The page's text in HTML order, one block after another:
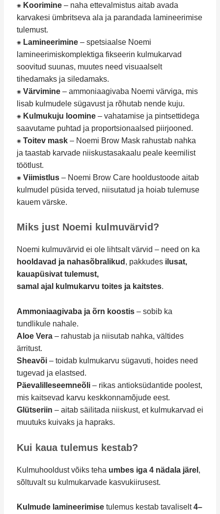
⁕ Koorimine– naha ettevalmistus aitab avada
karvakesi ümbritseva ala ja parandada lamineerimise
tulemust.
⁕ Lamineerimine– spetsiaalse Noemi
lamineerimiskomplektiga fikseerin kulmukarvad
soovitud suunas, muutes need visuaalselt
tihedamaks ja siledamaks.
⁕ Värvimine– ammoniaagivaba Noemi värviga, mis
lisab kulmudele sügavust ja rõhutab nende kuju.
⁕ Kulmukuju loomine– vahatamise ja pintsettidega
saavutame puhtad ja proportsionaalsed piirjooned.
⁕ Toitev mask– Noemi Brow Mask rahustab nahka
ja taastab karvade niiskustasakaalu peale keemilist
töötlust.
⁕ Viimistlus– Noemi Brow Care hooldustoode aitab
kulmudel püsida terved, niisutatud ja hoiab tulemuse
kauem värske.
Miks just Noemi kulmuvärvid?
Noemi kulmuvärvid ei ole lihtsalt värvid – need on ka
hooldavad ja nahasõbralikud , pakkudes ilusat,
kauapüsivat tulemust,
samal ajal kulmukarvu toites ja kaitstes.
Ammoniaagivaba ja õrn koostis– sobib ka
tundlikule nahale.
Aloe Vera– rahustab ja niisutab nahka, vältides
ärritust.
Sheavõi– toidab kulmukarvu sügavuti, hoides need
tugevad ja elastsed.
Päevalilleseemneõli– rikas antioksüdantide poolest,
mis kaitsevad karvu keskkonnamõjude eest.
Glütseriin – aitab säilitada niiskust, et kulmukarvad ei
muutuks kuivaks ja hapraks.
Kui kaua tulemus kestab?
Kulmuhooldust võiks teha umbes iga 4 nädala järel ,
sõltuvalt su kulmukarvade kasvukiirusest.
Kulmude lamineerimisetulemus kestab tavaliselt4–